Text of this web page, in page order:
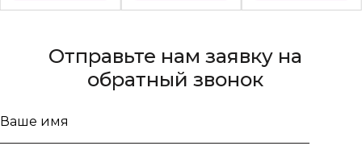
Отправьте нам заявку на
обратный звонок